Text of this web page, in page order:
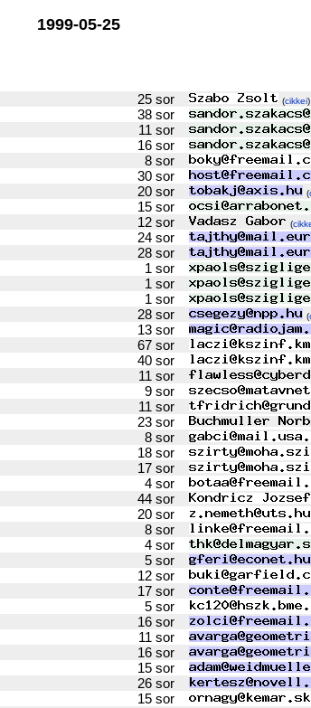
1999-05-25
25 sor (cikkei)
38 sor
11 sor
16 sor
8 sor
30 sor
20 sor (
15 sor
12 sor (
24 sor
28 sor
1 sor
1 sor
1 sor
28 sor (
13 sor
67 sor
40 sor
11 sor
9 sor
11 sor
23 sor
8 sor
18 sor
17 sor
4 sor
44 sor
20 sor
8 sor
4 sor
5 sor
12 sor
17 sor
5 sor
16 sor
11 sor
16 sor
15 sor
26 sor
15 sor